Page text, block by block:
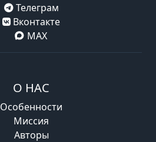
Телеграм
Вконтакте
MAX
О НАС
Особенности
Миссия
Авторы